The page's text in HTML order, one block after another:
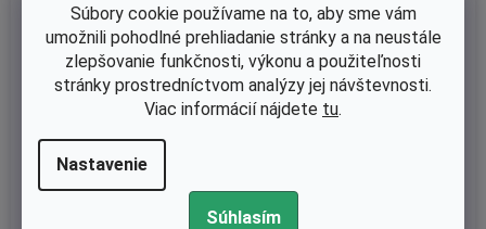
Súbory cookie používame na to, aby sme vám
umožnili pohodlné prehliadanie stránky a na neustále
zlepšovanie funkčnosti, výkonu a použiteľnosti
stránky prostredníctvom analýzy jej návštevnosti.
Viac informácií nájdete tu.
Nastavenie
Súhlasím
Pevná reťazovka 7 3/8" katalógové Oregon číslo 38471X Stihl 04
4, 046, MS361, MS362, MS440, MS441 nahrádza originál
Skladom